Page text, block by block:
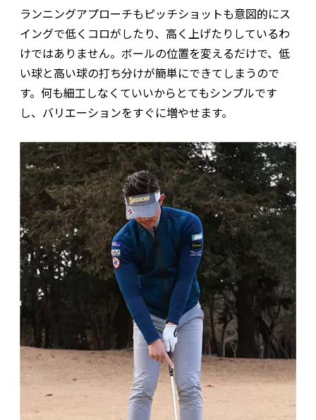
ランニングアプローチもピッチショットも意図的にス
イングで低くコロがしたり、高く上げたりしているわ
けではありません。ボールの位置を変えるだけで、低
い球と高い球の打ち分けが簡単にできてしまうので
す。何も細工しなくていいからとてもシンプルです
し、バリエーションをすぐに増やせます。